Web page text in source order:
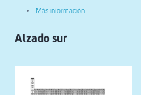
Más información
Alzado sur